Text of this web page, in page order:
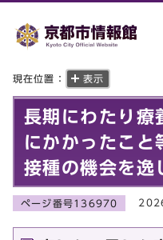
現在位置： 表示
長期にわたり療
にかかったこと
接種の機会を逸
ページ番号136970